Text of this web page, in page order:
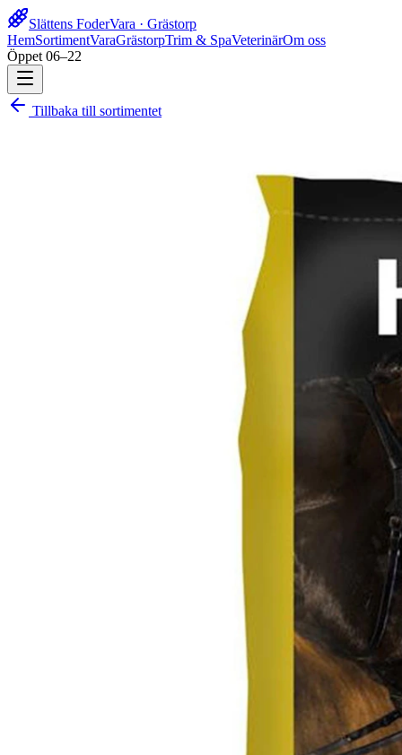
Slättens FoderVara · Grästorp
HemSortimentVaraGrästorpTrim & SpaVeterinärOm oss
Öppet 06–22
Tillbaka till sortimentet